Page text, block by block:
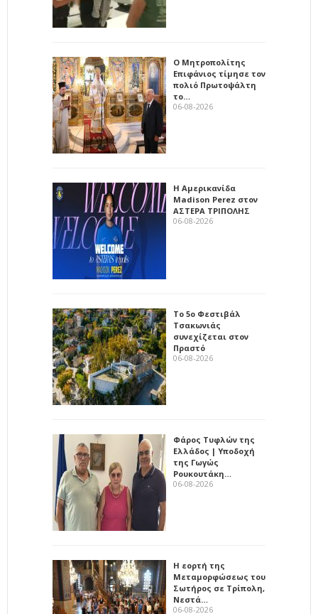
Ο Μητροπολίτης
Επιφάνιος τίμησε τον
πολιό Πρωτοψάλτη
το…
06-08-2026
Η Αμερικανίδα
Madison Perez στον
ΑΣΤΕΡΑ ΤΡΙΠΟΛΗΣ
06-08-2026
Το 5ο Φεστιβάλ
Τσακωνιάς
συνεχίζεται στον
Πραστό
06-08-2026
Φάρος Τυφλών της
Ελλάδος | Υποδοχή
της Γωγώς
Ρουκουτάκη…
06-08-2026
Η εορτή της
Μεταμορφώσεως του
Σωτήρος σε Τρίπολη,
Νεστά…
06-08-2026